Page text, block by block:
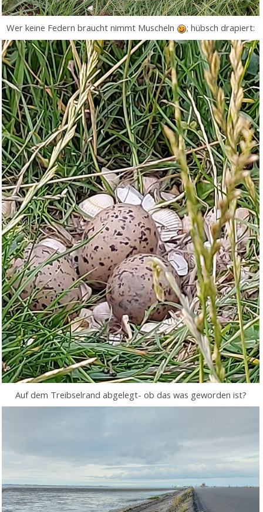
Wer keine Federn braucht nimmt Muscheln ; hübsch drapiert:
Auf dem Treibselrand abgelegt- ob das was geworden ist?